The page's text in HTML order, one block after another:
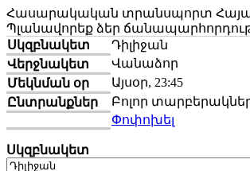
Հասարակական տրանսպորտ
Պլանավորեք ձեր
Սկզբնակետ
Դիլիջան
Վերջնակետ
Վանաձոր
Մեկնման օր
Այսօր, 23:45
Ընտրանքներ
Բոլոր
Փոփոխել
Սկզբնակետ